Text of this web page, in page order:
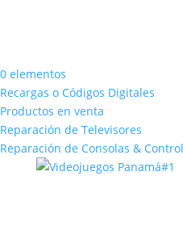
0 elementos
Recargas o Códigos Digitales
Productos en venta
Reparación de Televisores
Reparación de Consolas &